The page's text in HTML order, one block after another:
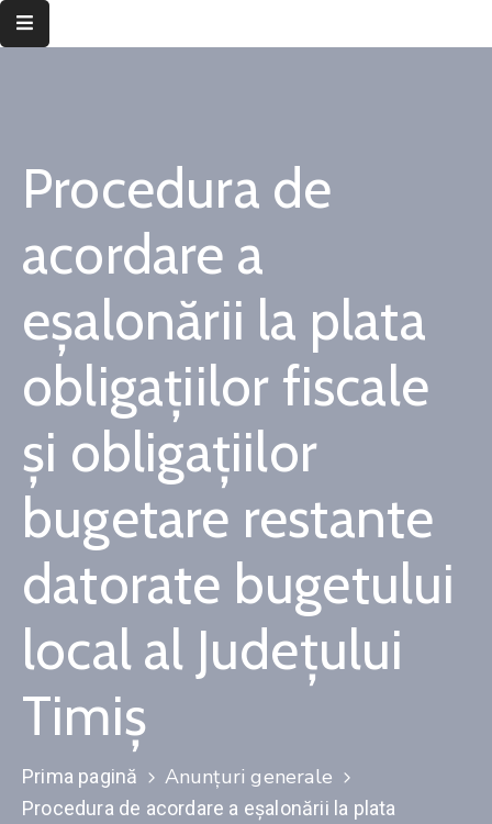
Informații
de
public
Transparență
decizională
Integritate
instituțională
Județul
Timiș
Contact
Monitorul
Oficial
Local
Procedura de
acordare a
eşalonării la plata
obligațiilor fiscale
și obligațiilor
bugetare restante
datorate bugetului
local al Județului
Timiș
Prima pagină Anunțuri generale
Procedura de acordare a eşalonării la plata